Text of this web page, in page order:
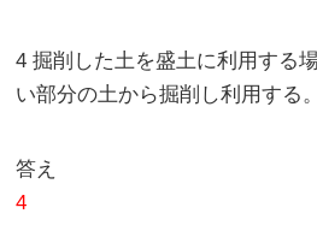
4 掘削した土を盛土に利用する
い部分の土から掘削し利用する。
答え
4